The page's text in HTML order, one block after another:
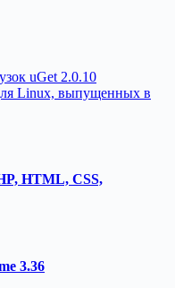
uGet 2.0.10
Linux, выпущенных в
HTML, CSS,
3.36